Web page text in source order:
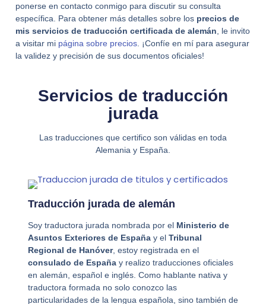
ponerse en contacto conmigo para discutir su consulta
específica. Para obtener más detalles sobre los precios de
mis servicios de traducción certificada de alemán , le invito
a visitar mi página sobre precios . ¡Confíe en mí para asegurar
la validez y precisión de sus documentos oficiales!
Servicios de traducción
jurada
Las traducciones que certifico son válidas en toda
Alemania y España.
Traducción jurada de alemán
Soy traductora jurada nombrada por el Ministerio de
Asuntos Exteriores de Españay elTribunal
Regional de Hanóver, estoy registrada en el
consulado de Españay realizo traducciones oficiales
en alemán, español e inglés. Como hablante nativa y
traductora formada no solo conozco las
particularidades de la lengua española, sino también de